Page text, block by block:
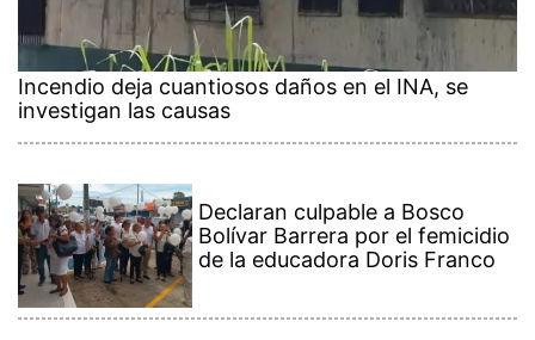
Incendio deja cuantiosos daños en el INA, se
investigan las causas
Declaran culpable a Bosco
Bolívar Barrera por el femicidio
de la educadora Doris Franco